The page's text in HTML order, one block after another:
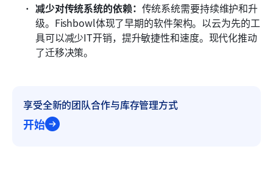
减少对传统系统的依赖： 传统系统需要持续维护和升
级。Fishbowl体现了早期的软件架构。以云为先的工
具可以减少IT开销，提升敏捷性和速度。现代化推动
了迁移决策。
享受全新的团队合作与库存管理方式
开始